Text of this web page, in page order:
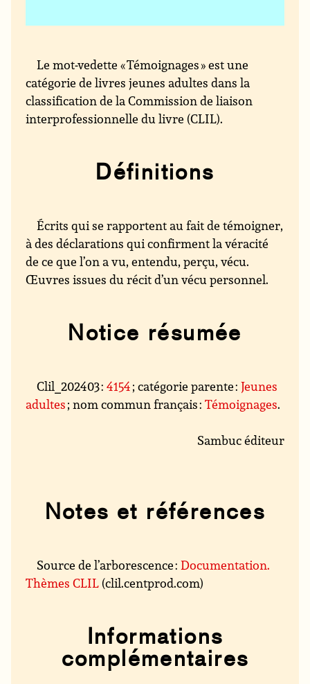
Le mot-vedette « Témoignages » est une
catégorie de livres jeunes adultes dans la
classification de la Commission de liaison
interprofessionnelle du livre (CLIL).
Définitions
Écrits qui se rapportent au fait de témoigner,
à des déclarations qui confirment la véracité
de ce que l’on a vu, entendu, perçu, vécu.
Œuvres issues du récit d’un vécu personnel.
Notice résumée
Clil_202403 :4154; catégorie parente :Jeunes
adultes; nom commun français :Témoignages.
Sambuc éditeur
Notes et références
Source de l’arborescence :Documentation.
Thèmes CLIL (clil.centprod.com)
Informations
complémentaires